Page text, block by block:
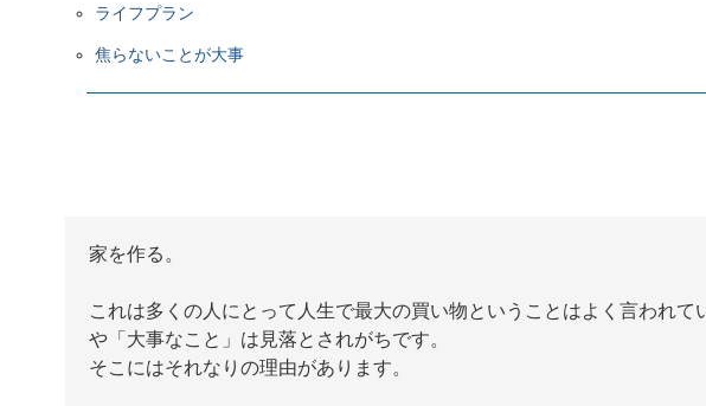
ライフプラン
焦らないことが大事
家を作る。
これは多くの人にとって人生で最大の買い物ということはよく言われて
や「大事なこと」は見落とされがちです。
そこにはそれなりの理由があります。